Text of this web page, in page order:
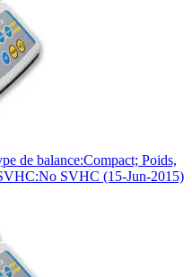
de balance:Compact; Poids,
SVHC (15-Jun-2015)